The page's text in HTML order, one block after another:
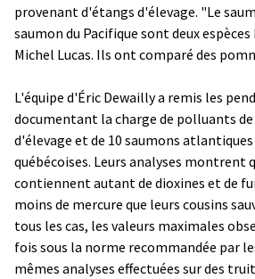
provenant d'étangs d'élevage. "Le
saumon du Pacifique sont deux
Michel Lucas. Ils ont comparé des
L'équipe d'Éric Dewailly a remis les
documentant la charge de polluants
d'élevage et de 10 saumons
québécoises. Leurs analyses montrent
contiennent autant de dioxines et de
moins de mercure que leurs cousins
tous les cas, les valeurs maximales
fois sous la norme recommandée par
mêmes analyses effectuées sur des